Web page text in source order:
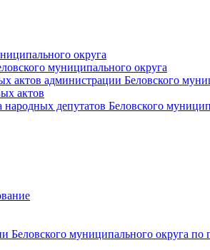
округа
муниципального округа
актов администрации Беловского
актов
депутатов Беловского
Беловского муниципального округа